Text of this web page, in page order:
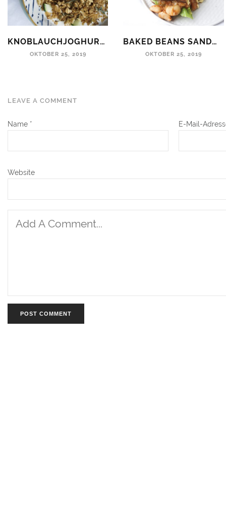
KNOBLAUCHJOGHURT MIT SALZIGEM KRÄUTER-GRANOLA
OKTOBER 25, 2019
BAKED BEANS SANDWICH MIT RÜHREI
OKTOBER 25, 2019
LEAVE A COMMENT
Name * E-Mail-
Website